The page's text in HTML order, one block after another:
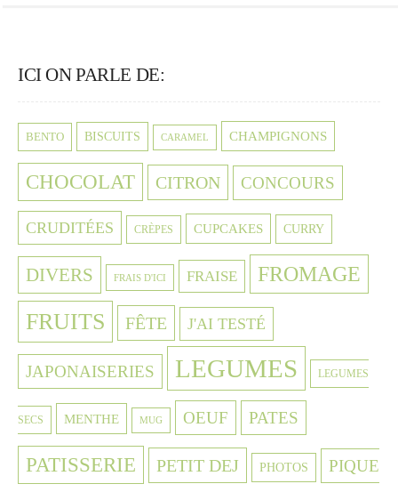
ICI ON PARLE DE:
BENTO BISCUITS CARAMEL CHAMPIGNONS
CHOCOLAT CITRON CONCOURS
CRUDITÉES CRÈPES CUPCAKES CURRY
DIVERS FRAIS D'ICI FRAISE FROMAGE
FRUITS FÊTE J'AI TESTÉ
JAPONAISERIES LEGUMES LEGUMES
SECS MENTHE MUG OEUF PATES
PATISSERIE PETIT DEJ PHOTOS PIQUE